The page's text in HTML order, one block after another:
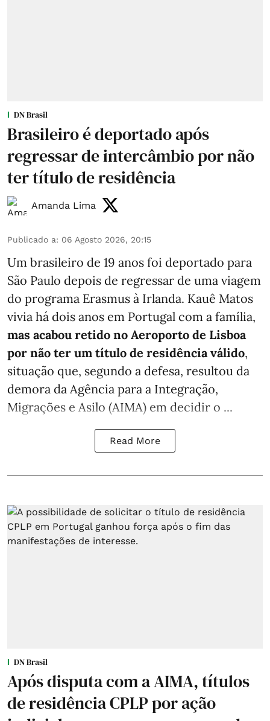
DN Brasil
Brasileiro é deportado após
regressar de intercâmbio por não
ter título de residência
Amanda Lima
Publicado a: 06 Agosto 2026, 20:15
Um brasileiro de 19 anos foi deportado para
São Paulo depois de regressar de uma viagem
do programa Erasmus à Irlanda. Kauê Matos
vivia há dois anos em Portugal com a família,
mas acabou retido no Aeroporto de Lisboa
por não ter um título de residência válido,
situação que, segundo a defesa, resultou da
demora da Agência para a Integração,
Migrações e Asilo (AIMA) em decidir o ...
Read More
DN Brasil
Após disputa com a AIMA, títulos
de residência CPLP por ação